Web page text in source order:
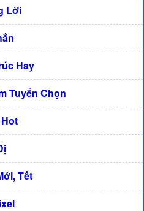
Lời
Hay
Tuyển Chọn
Tết